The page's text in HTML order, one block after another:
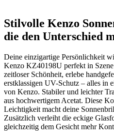
Stilvolle Kenzo
die den Unterschied
Deine einzigartige Persönlichkeit
Kenzo KZ40198U perfekt in
zeitloser Schönheit, erlebe
erstklassigen UV-Schutz – alles in
von Kenzo. Stabiler und leichter
aus hochwertigem Acetat. Diese
Leichtigkeit macht deine
Zusätzlich verleiht die eckige
gleichzeitig dem Gesicht mehr